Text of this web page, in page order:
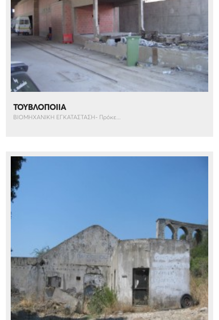
ΤΟΥΒΛΟΠΟΙΙΑ
ΒΙΟΜΗΧΑΝΙΚΗ ΕΓΚΑΤΑΣΤΑΣΗ- Πρόκε...